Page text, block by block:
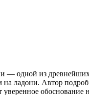
одной из
ладони. Автор
обоснование